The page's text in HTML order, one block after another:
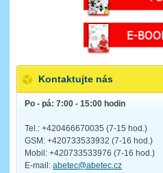
Kontaktujte nás
Po - pá: 7:00 - 15:00 hodin
Tel.: +420466670035 (7-15 hod.)
GSM: +420733533932 (7-16 hod.)
Mobil: +420733533976 (7-16 hod.)
E-mail: abetec@abetec.cz